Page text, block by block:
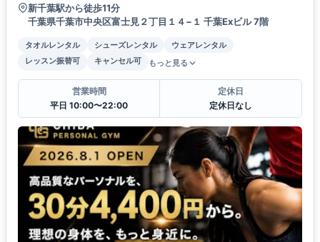
新千葉駅から徒歩11分
千葉県千葉市中央区富士見２丁目１４−１ 千葉Exビル 7階
タオルレンタル シューズレンタル
ウェアレンタル
レッスン振替可
キャンセル可 もっと見る
営業時間
平日 10:00〜22:00
定休日
定休日なし